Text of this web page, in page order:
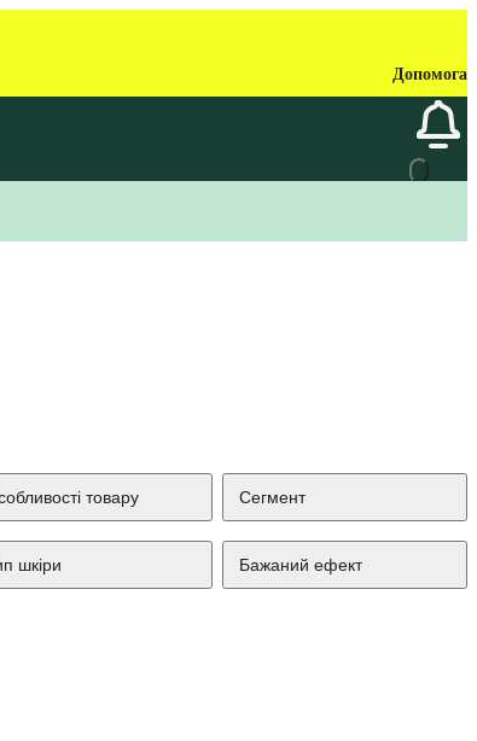
Допомога
товару Сегмент
шкіри Бажаний ефект